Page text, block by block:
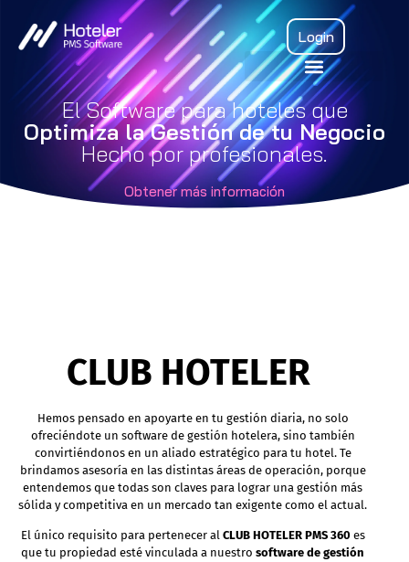
Login
El Software para hoteles que
Optimiza la Gestión de tu Negocio
Hecho por profesionales.
Obtener más información
CLUB HOTELER
Hemos pensado en apoyarte en tu gestión diaria, no solo
ofreciéndote un software de gestión hotelera, sino también
convirtiéndonos en un aliado estratégico para tu hotel. Te
brindamos asesoría en las distintas áreas de operación, porque
entendemos que todas son claves para lograr una gestión más
sólida y competitiva en un mercado tan exigente como el actual.
El único requisito para pertenecer al CLUB HOTELER PMS 360es
que tu propiedad esté vinculada a nuestro software de gestión